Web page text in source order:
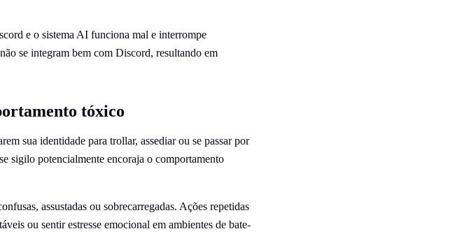
e o sistema AI funciona mal e interrompe
se integram bem com Discord, resultando em
tóxico
sua identidade para trollar, assediar ou se passar por
sigilo potencialmente encoraja o comportamento
assustadas ou sobrecarregadas. Ações repetidas
ou sentir estresse emocional em ambientes de bate-